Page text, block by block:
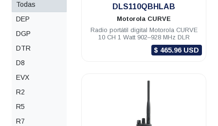
Todas
DEP
DGP
DTR
D8
EVX
R2
R5
R7
DLS110QBHLAB
Motorola CURVE
Radio portátil digital Motorola CURVE
10 CH 1 Watt 902–928 MHz DLR
$ 465.96 USD